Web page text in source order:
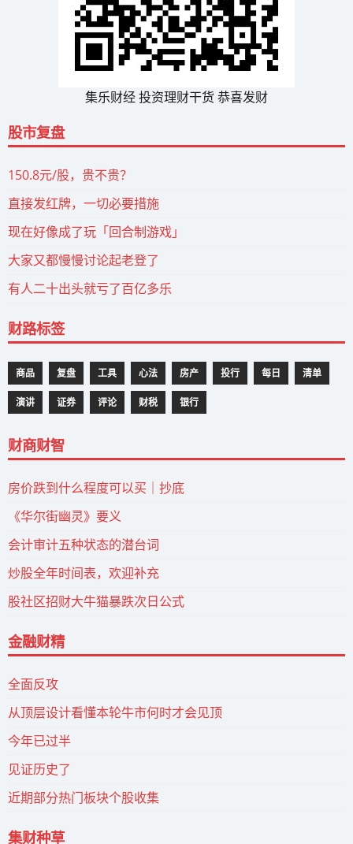
集乐财经 投资理财干货 恭喜发财
股市复盘
150.8元/股，贵不贵？
直接发红牌，一切必要措施
现在好像成了玩「回合制游戏」
大家又都慢慢讨论起老登了
有人二十出头就亏了百亿多乐
财路标签
商品 复盘 工具 心法 房产 投行 每日 清单
演讲 证券 评论 财税 银行
财商财智
房价跌到什么程度可以买｜抄底
《华尔街幽灵》要义
会计审计五种状态的潜台词
炒股全年时间表，欢迎补充
股社区招财大牛猫暴跌次日公式
金融财精
全面反攻
从顶层设计看懂本轮牛市何时才会见顶
今年已过半
见证历史了
近期部分热门板块个股收集
集财种草